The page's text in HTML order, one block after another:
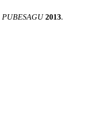
PUBESAGU 2013.